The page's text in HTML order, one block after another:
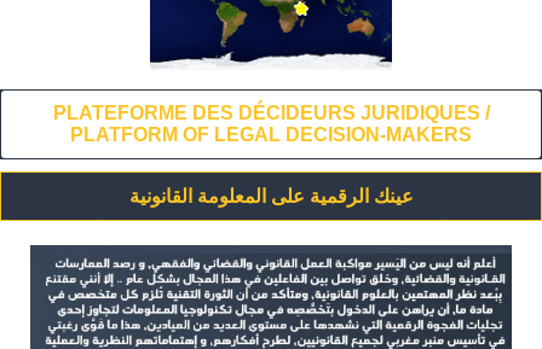
PLATEFORME DES DÉCIDEURS JURIDIQUES /
PLATFORM OF LEGAL DECISION-MAKERS
عينك الرقمية على المعلومة القانونية